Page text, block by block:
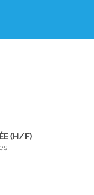
(H/F)